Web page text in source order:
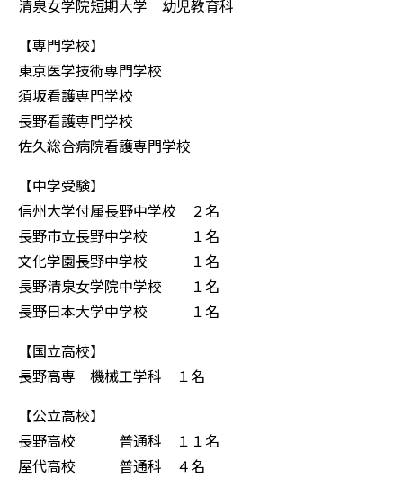
清泉女学院短期大学 幼児教育科
【専門学校】
東京医学技術専門学校
須坂看護専門学校
長野看護専門学校
佐久総合病院看護専門学校
【中学受験】
信州大学付属長野中学校 ２名
長野市立長野中学校 １名
文化学園長野中学校 １名
長野清泉女学院中学校 １名
長野日本大学中学校 １名
【国立高校】
長野高専 機械工学科 １名
【公立高校】
長野高校 普通科 １１名
屋代高校 普通科 ４名